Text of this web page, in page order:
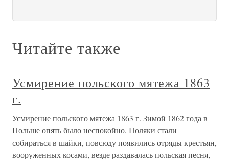
Читайте также
Усмирение польского мятежа 1863
г.
Усмирение польского мятежа 1863 г. Зимой 1862 года в
Польше опять было неспокойно. Поляки стали
собираться в шайки, повсюду появились отряды крестьян,
вооруженных косами, везде раздавалась польская песня,